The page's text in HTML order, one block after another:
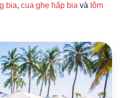
bia, cua ghẹ hấp bia và tôm